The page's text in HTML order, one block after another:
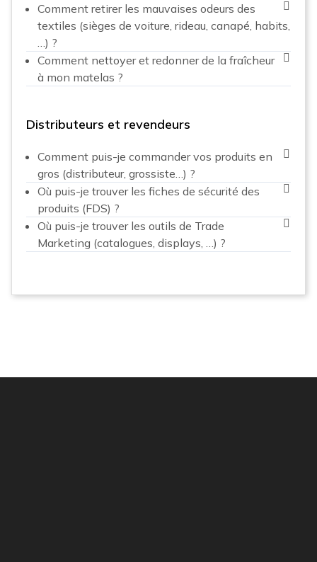
Comment retirer les mauvaises odeurs des
textiles (sièges de voiture, rideau, canapé, habits,
…) ?
Comment nettoyer et redonner de la fraîcheur
à mon matelas ?
Distributeurs et revendeurs
Comment puis-je commander vos produits en
gros (distributeur, grossiste…) ?
Où puis-je trouver les fiches de sécurité des
produits (FDS) ?
Où puis-je trouver les outils de Trade
Marketing (catalogues, displays, …) ?